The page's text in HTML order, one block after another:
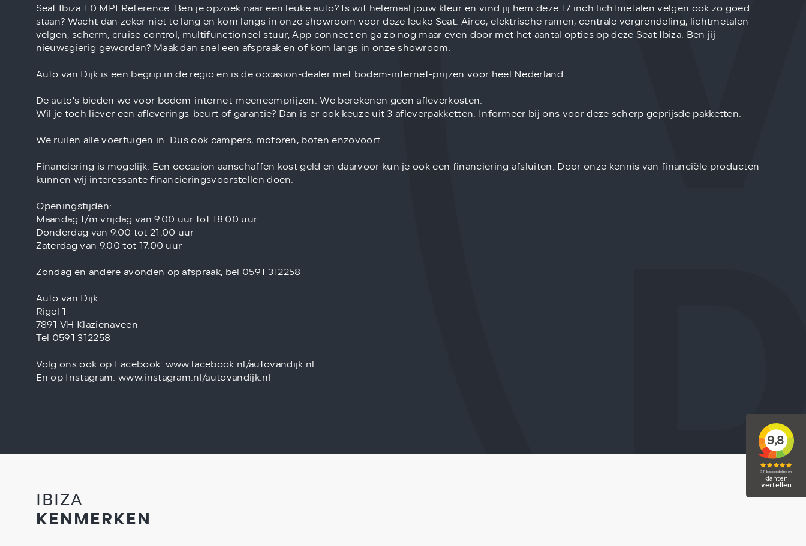
Seat Ibiza 1.0 MPI Reference. Ben je opzoek naar een leuke auto? Is wit helemaal jouw kleur en vind jij hem deze 17 inch lichtmetalen velgen ook zo goed
staan? Wacht dan zeker niet te lang en kom langs in onze showroom voor deze leuke Seat. Airco, elektrische ramen, centrale vergrendeling, lichtmetalen
velgen, scherm, cruise control, multifunctioneel stuur, App connect en ga zo nog maar even door met het aantal opties op deze Seat Ibiza. Ben jij
nieuwsgierig geworden? Maak dan snel een afspraak en of kom langs in onze showroom.
Auto van Dijk is een begrip in de regio en is de occasion-dealer met bodem-internet-prijzen voor heel Nederland.
De auto's bieden we voor bodem-internet-meeneemprijzen. We berekenen geen afleverkosten.
Wil je toch liever een afleverings-beurt of garantie? Dan is er ook keuze uit 3 afleverpakketten. Informeer bij ons voor deze scherp geprijsde pakketten.
We ruilen alle voertuigen in. Dus ook campers, motoren, boten enzovoort.
Financiering is mogelijk. Een occasion aanschaffen kost geld en daarvoor kun je ook een financiering afsluiten. Door onze kennis van financiële producten
kunnen wij interessante financieringsvoorstellen doen.
Openingstijden:
Maandag t/m vrijdag van 9.00 uur tot 18.00 uur
Donderdag van 9.00 tot 21.00 uur
Zaterdag van 9.00 tot 17.00 uur
Zondag en andere avonden op afspraak, bel 0591 312258
Auto van Dijk
Rigel 1
7891 VH Klazienaveen
Tel 0591 312258
Volg ons ook op Facebook. www.facebook.nl/autovandijk.nl
En op Instagram. www.instagram.nl/autovandijk.nl
IBIZA
KENMERKEN